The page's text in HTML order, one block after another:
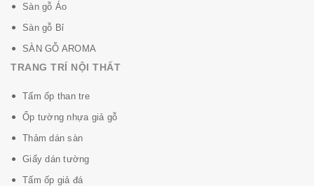
Sàn gỗ Áo
Sàn gỗ Bỉ
SÀN GỖ AROMA
TRANG TRÍ NỘI THẤT
Tấm ốp than tre
Ốp tường nhựa giả gỗ
Thảm dán sàn
Giấy dán tường
Tấm ốp giả đá